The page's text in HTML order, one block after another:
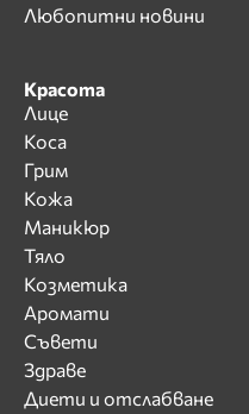
Любопитни новини
Красота
Лице
Коса
Грим
Кожа
Маникюр
Тяло
Козметика
Аромати
Съвети
Здраве
Диети и отслабване